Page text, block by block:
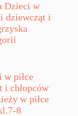
Dzieci w
dziewcząt i
w piłce
i chłopców
w piłce
8